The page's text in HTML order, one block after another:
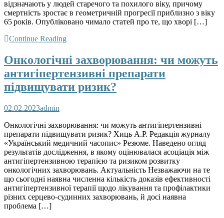
відзначають у людей старечого та похилого віку, причому
смертність зростає в геометричній прогресії приблизно з віку
65 років. Опубліковано чимало статей про те, що хворі […]
Continue Reading
Онкологічні захворювання: чи можуть
антигіпертензивні препарати
підвищувати ризик?
02.02.2023admin
Онкологічні захворювання: чи можуть антигіпертензивні
препарати підвищувати ризик? Хиць А.Р. Редакція журналу
«Український медичний часопис» Резюме. Наведено огляд
результатів дослідження, в якому оцінювалася асоціація між
антигіпертензивною терапією та ризиком розвитку
онкологічних захворювань. Актуальність Незважаючи на те
що сьогодні наявна численна кількість доказів ефективності
антигіпертензивної терапії щодо лікування та профілактики
різних серцево-судинних захворювань, й досі наявна
проблема […]